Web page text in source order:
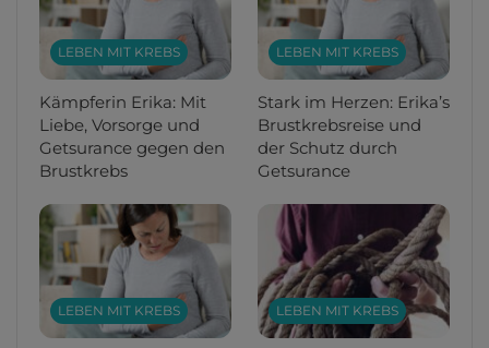
LEBEN MIT KREBS
Kämpferin Erika: Mit
Liebe, Vorsorge und
Getsurance gegen den
Brustkrebs
LEBEN MIT KREBS
Stark im Herzen: Erika’s
Brustkrebsreise und
der Schutz durch
Getsurance
LEBEN MIT KREBS LEBEN MIT KREBS